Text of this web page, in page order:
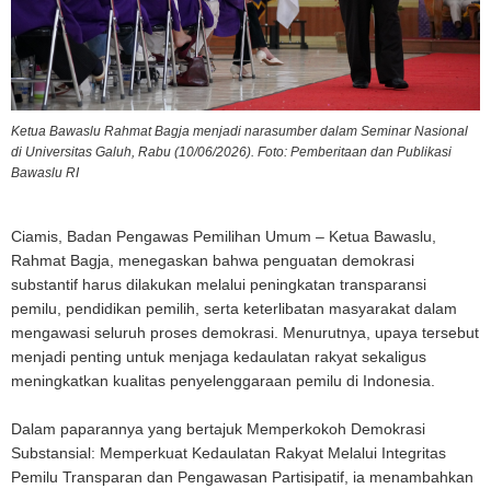
Ketua Bawaslu Rahmat Bagja menjadi narasumber dalam Seminar Nasional
di Universitas Galuh, Rabu (10/06/2026). Foto: Pemberitaan dan Publikasi
Bawaslu RI
Ciamis, Badan Pengawas Pemilihan Umum – Ketua Bawaslu,
Rahmat Bagja, menegaskan bahwa penguatan demokrasi
substantif harus dilakukan melalui peningkatan transparansi
pemilu, pendidikan pemilih, serta keterlibatan masyarakat dalam
mengawasi seluruh proses demokrasi. Menurutnya, upaya tersebut
menjadi penting untuk menjaga kedaulatan rakyat sekaligus
meningkatkan kualitas penyelenggaraan pemilu di Indonesia.
Dalam paparannya yang bertajuk Memperkokoh Demokrasi
Substansial: Memperkuat Kedaulatan Rakyat Melalui Integritas
Pemilu Transparan dan Pengawasan Partisipatif, ia menambahkan